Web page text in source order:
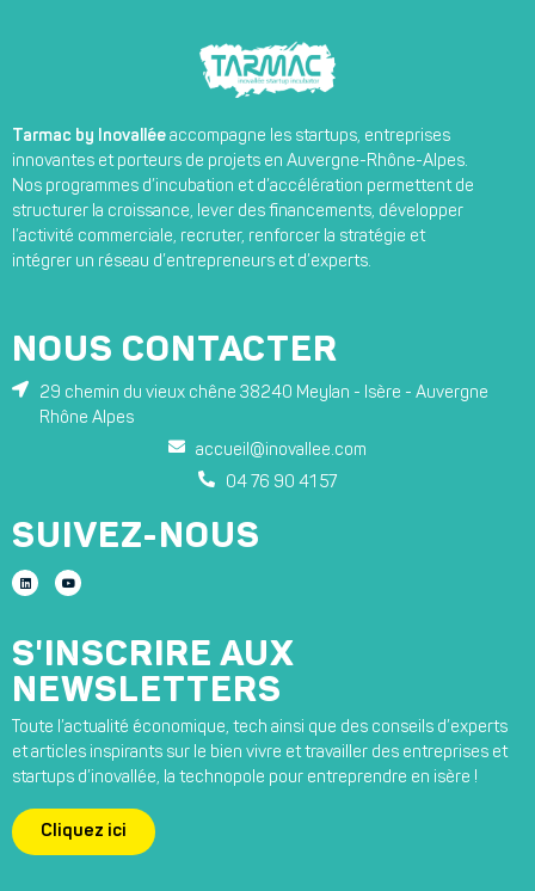
Tarmac by Inovallée accompagne les startups, entreprises
innovantes et porteurs de projets en Auvergne-Rhône-Alpes.
Nos programmes d’incubation et d’accélération permettent de
structurer la croissance, lever des financements, développer
l’activité commerciale, recruter, renforcer la stratégie et
intégrer un réseau d’entrepreneurs et d’experts.
NOUS CONTACTER
29 chemin du vieux chêne 38240 Meylan - Isère - Auvergne
Rhône Alpes
accueil@inovallee.com
04 76 90 41 57
SUIVEZ-NOUS
S'INSCRIRE AUX
NEWSLETTERS
Toute l’actualité économique, tech ainsi que des conseils d’experts
et articles inspirants sur le bien vivre et travailler des entreprises et
startups d’inovallée, la technopole pour entreprendre en isère !
Cliquez ici